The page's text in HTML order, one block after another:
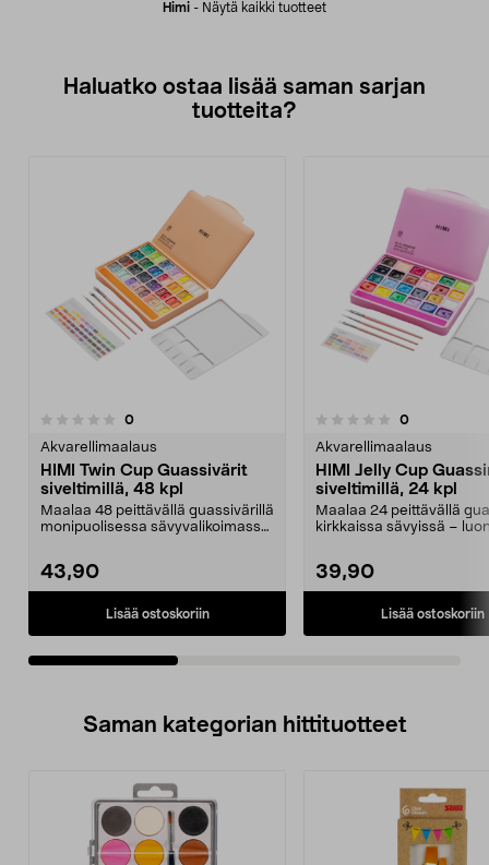
Himi - Näytä kaikki tuotteet
Haluatko ostaa lisää saman sarjan
tuotteita?
0arvostelut
Akvarellimaalaus
HIMI Twin Cup Guassivärit
siveltimillä, 48 kpl
Maalaa 48 peittävällä guassivärillä
monipuolisessa sävyvalikoimassa.
43,90
Lisää ostoskoriin
0.0 viidestä
0arvostelut
Akvarellimaalaus
HIMI Jelly Cup
siveltimillä, 24 kpl
Maalaa 24 peittävällä
kirkkaissa sävyissä –
39,90
Lisää ostoskoriin
0.0 viidestä
Saman kategorian hittituotteet